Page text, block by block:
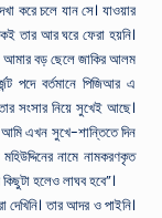
করে চলে যান সে। যাওয়ার
তার আর ঘরে ফেরা হয়নি।
আমার বড় ছেলে জাকির আলম
পদে বর্তমানে পিজিআর এ
সংসার নিয়ে সুখেই আছে।
আমি এখন সুখে-শান্তিতে দিন
নামে নামকরণকৃত
হলেও লাঘব হবে”।
তার আদর ও পাইনি।